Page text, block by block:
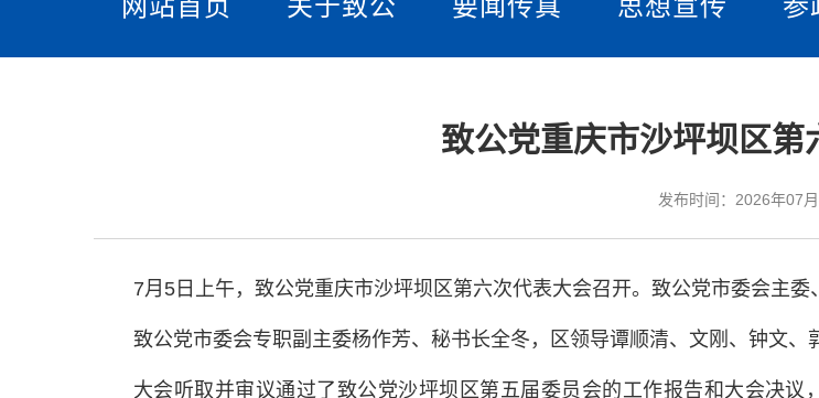
网站首页 关于致公 要闻传真 思想宣传 参
致公党重庆市沙坪坝区第
发布时间：2026年07
7月5日上午，致公党重庆市沙坪坝区第六次代表大会召开。致公党市委会主
致公党市委会专职副主委杨作芳、秘书长全冬，区领导谭顺清、文刚、钟文、
大会听取并审议通过了致公党沙坪坝区第五届委员会的工作报告和大会决